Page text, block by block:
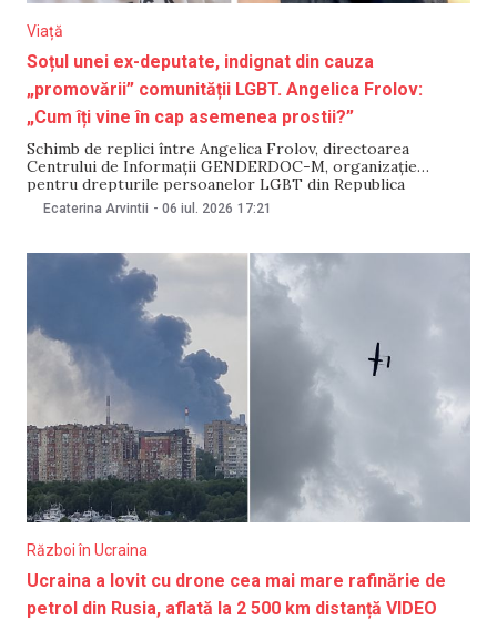
Viață
Soțul unei ex-deputate, indignat din cauza
„promovării” comunității LGBT. Angelica Frolov:
„Cum îți vine în cap asemenea prostii?”
Schimb de replici între Angelica Frolov, directoarea
Centrului de Informații GENDERDOC-M, organizație
pentru drepturile persoanelor LGBT din Republica
Moldova, și sportivul Valeriu Mircea, soțul fostei deputate
socializare, inclusiv guvernării, să nu
Ecaterina Arvintii - 06 iul. 2026 17:21
Război în Ucraina
Ucraina a lovit cu drone cea mai mare rafinărie de
petrol din Rusia, aflată la 2 500 km distanță VIDEO